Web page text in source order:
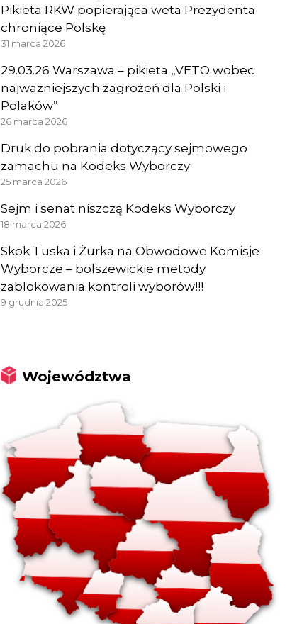
Pikieta RKW popierająca weta Prezydenta
chroniące Polskę
31 marca 2026
29.03.26 Warszawa – pikieta „VETO wobec
najważniejszych zagrożeń dla Polski i
Polaków”
26 marca 2026
Druk do pobrania dotyczący sejmowego
zamachu na Kodeks Wyborczy
25 marca 2026
Sejm i senat niszczą Kodeks Wyborczy
18 marca 2026
Skok Tuska i Żurka na Obwodowe Komisje
Wyborcze – bolszewickie metody
zablokowania kontroli wyborów!!!
9 grudnia 2025
Województwa